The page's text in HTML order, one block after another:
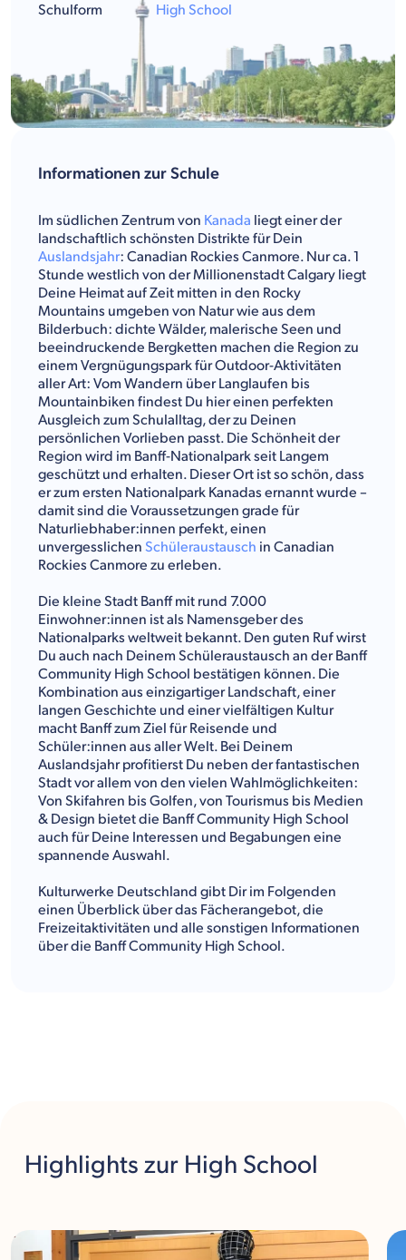
Informationen zur Schule
Im südlichen Zentrum von Kanada liegt einer der
landschaftlich schönsten Distrikte für Dein
Auslandsjahr: Canadian Rockies Canmore. Nur ca. 1
Stunde westlich von der Millionenstadt Calgary liegt
Deine Heimat auf Zeit mitten in den Rocky
Mountains umgeben von Natur wie aus dem
Bilderbuch: dichte Wälder, malerische Seen und
beeindruckende Bergketten machen die Region zu
einem Vergnügungspark für Outdoor-Aktivitäten
aller Art: Vom Wandern über Langlaufen bis
Mountainbiken findest Du hier einen perfekten
Ausgleich zum Schulalltag, der zu Deinen
persönlichen Vorlieben passt. Die Schönheit der
Region wird im Banff-Nationalpark seit Langem
geschützt und erhalten. Dieser Ort ist so schön, dass
er zum ersten Nationalpark Kanadas ernannt wurde –
damit sind die Voraussetzungen grade für
Naturliebhaber:innen perfekt, einen
unvergesslichen Schüleraustausch in Canadian
Rockies Canmore zu erleben.
Die kleine Stadt Banff mit rund 7.000
Einwohner:innen ist als Namensgeber des
Nationalparks weltweit bekannt. Den guten Ruf wirst
Du auch nach Deinem Schüleraustausch an der Banff
Community High School bestätigen können. Die
Kombination aus einzigartiger Landschaft, einer
langen Geschichte und einer vielfältigen Kultur
macht Banff zum Ziel für Reisende und
Schüler:innen aus aller Welt. Bei Deinem
Auslandsjahr profitierst Du neben der fantastischen
Stadt vor allem von den vielen Wahlmöglichkeiten:
Von Skifahren bis Golfen, von Tourismus bis Medien
& Design bietet die Banff Community High School
auch für Deine Interessen und Begabungen eine
spannende Auswahl.
Kulturwerke Deutschland gibt Dir im Folgenden
einen Überblick über das Fächerangebot, die
Freizeitaktivitäten und alle sonstigen Informationen
über die Banff Community High School.
Schulform High School
Highlights zur High School